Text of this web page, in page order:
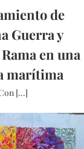
de
Guerra y
en una
marítima
[...]